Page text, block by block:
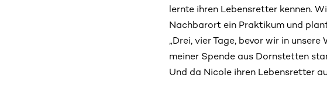
lernte ihren Lebensretter kennen.
Nachbarort ein Praktikum und
„Drei, vier Tage, bevor wir in
meiner Spende aus Dornstetten
Und da Nicole ihren Lebensretter